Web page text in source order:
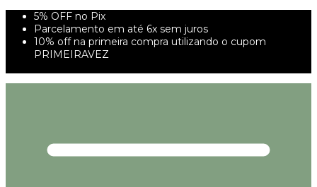
5% OFF no Pix
Parcelamento em até 6x sem juros
10% off na primeira compra utilizando o cupom
PRIMEIRAVEZ